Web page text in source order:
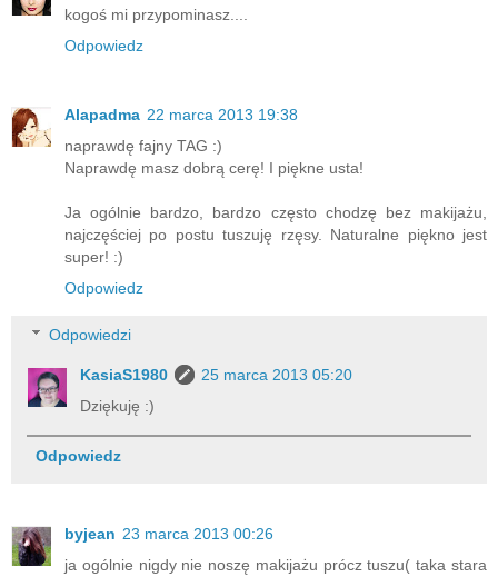
kogoś mi przypominasz....
Odpowiedz
Alapadma 22 marca 2013 19:38
naprawdę fajny TAG :)
Naprawdę masz dobrą cerę! I piękne usta!
Ja ogólnie bardzo, bardzo często chodzę bez makijażu,
najczęściej po postu tuszuję rzęsy. Naturalne piękno jest
super! :)
Odpowiedz
Odpowiedzi
KasiaS1980
25 marca 2013 05:20
Dziękuję :)
Odpowiedz
byjean 23 marca 2013 00:26
ja ogólnie nigdy nie noszę makijażu prócz tuszu( taka stara